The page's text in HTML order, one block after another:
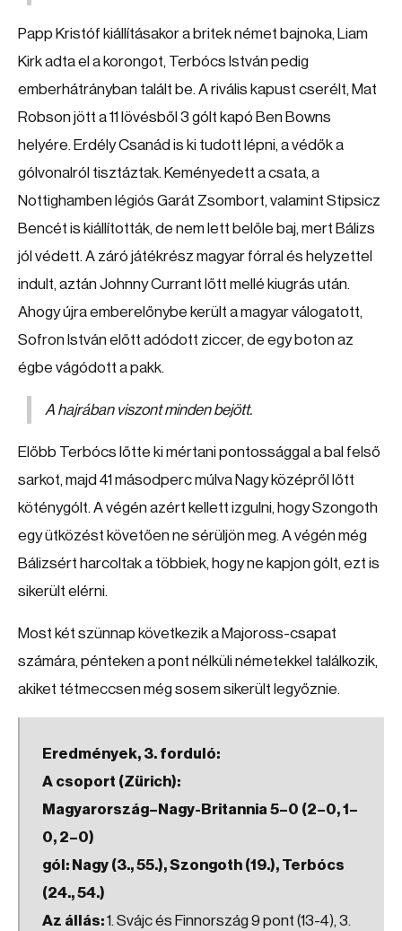
Papp Kristóf kiállításakor a britek német bajnoka, Liam
Kirk adta el a korongot, Terbócs István pedig
emberhátrányban talált be. A rivális kapust cserélt, Mat
Robson jött a 11 lövésből 3 gólt kapó Ben Bowns
helyére. Erdély Csanád is ki tudott lépni, a védők a
gólvonalról tisztáztak. Keményedett a csata, a
Nottighamben légiós Garát Zsombort, valamint Stipsicz
Bencét is kiállították, de nem lett belőle baj, mert Bálizs
jól védett. A záró játékrész magyar fórral és helyzettel
indult, aztán Johnny Currant lőtt mellé kiugrás után.
Ahogy újra emberelőnybe került a magyar válogatott,
Sofron István előtt adódott ziccer, de egy boton az
égbe vágódott a pakk.
A hajrában viszont minden bejött.
Előbb Terbócs lőtte ki mértani pontossággal a bal felső
sarkot, majd 41 másodperc múlva Nagy középről lőtt
köténygólt. A végén azért kellett izgulni, hogy Szongoth
egy ütközést követően ne sérüljön meg. A végén még
Bálizsért harcoltak a többiek, hogy ne kapjon gólt, ezt is
sikerült elérni.
Most két szünnap következik a Majoross-csapat
számára, pénteken a pont nélküli németekkel találkozik,
akiket tétmeccsen még sosem sikerült legyőznie.
Eredmények, 3. forduló:
A csoport (Zürich):
Magyarország–Nagy-Britannia 5–0 (2–0, 1–
0, 2–0)
gól: Nagy (3., 55.), Szongoth (19.), Terbócs
(24., 54.)
Az állás:1. Svájc és Finnország 9 pont (13-4), 3.